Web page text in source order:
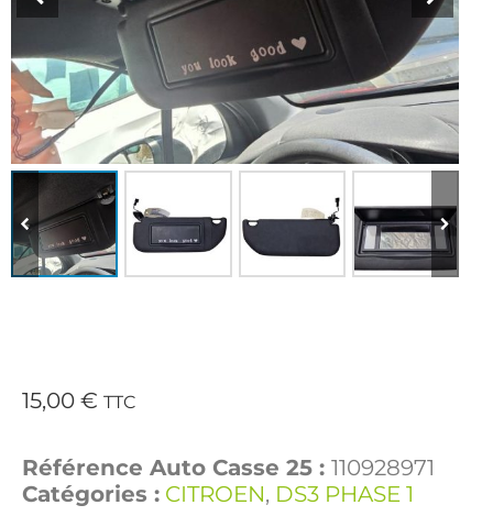
15,00 € TTC
Référence Auto Casse 25 : 110928971
Catégories : CITROEN, DS3 PHASE 1